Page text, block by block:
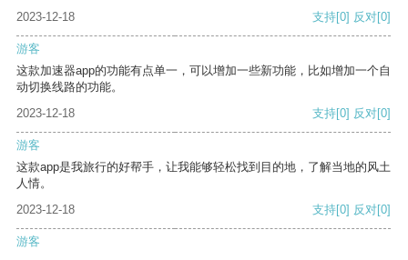
2023-12-18 支持[0] 反对[0]
游客
这款加速器app的功能有点单一，可以增加一些新功能，比如增加一个自
动切换线路的功能。
2023-12-18
支持[0] 反对[0]
游客
这款app是我旅行的好帮手，让我能够轻松找到目的地，了解当地的风土
人情。
2023-12-18
支持[0] 反对[0]
游客